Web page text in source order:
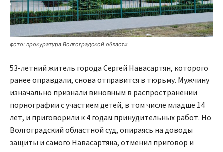
фото: прокуратура Волгоградской области
53-летний житель города Сергей Навасартян, которого
ранее оправдали, снова отправится в тюрьму. Мужчину
изначально признали виновным в распространении
порнографии с участием детей, в том числе младше 14
лет, и приговорили к 4 годам принудительных работ. Но
Волгоградский областной суд, опираясь на доводы
защиты и самого Навасартяна, отменил приговор и